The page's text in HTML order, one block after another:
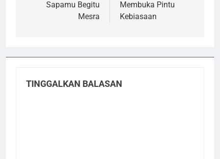
Sapamu Begitu
Mesra
Membuka Pintu
Kebiasaan
TINGGALKAN BALASAN